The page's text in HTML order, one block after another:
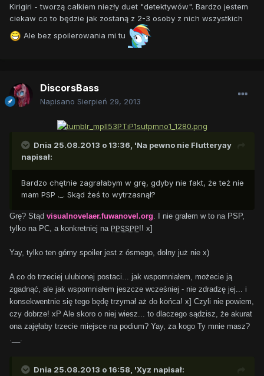
Kirigiri - tworzą całkiem niezły duet "detektywów". Bardzo jestem
ciekaw co to będzie jak zostaną z 2-3 osoby z nich wszystkich
Ale bez spoilerowania mi tu
DiscorsBass
Napisano Sierpień 29, 2013
Dnia 25.08.2013 o 13:36, 'Na pewno nie Flutteryay
napisał:
Bardzo chętnie zagrałabym w grę, gdyby nie fakt, że też nie
mam PSP ._. Skąd żeś to wytrzasnął?
Grę? Stąd visualnovelaer.fuwanovel.org . I nie grałem w to na PSP,
tylko na PC, a konkretniej na PPSSPP!! x]
Yay, tylko ten górny spoiler jest z ósmego, dolny już nie x)
A co do trzeciej ulubionej postaci... jak wspomniałem, możecie ją
zgadnąć, ale jak wspomniałem jeszcze wcześniej - nie zdradzę jej... i
konsekwentnie się tego będę trzymał aż do końca! x] Czyli nie powiem,
czy dobrze! xP Ale skoro o niej wiesz... to dlaczego sądzisz, że akurat
ona zajęłaby trzecie miejsce na podium? Yay, za kogo Ty mnie masz?
Dnia 25.08.2013 o 16:58, 'Xyz napisał: